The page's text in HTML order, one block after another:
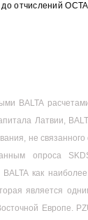
отчислений OCTA
BALTA
Латвии,
не
опроса
как
является
Европе.